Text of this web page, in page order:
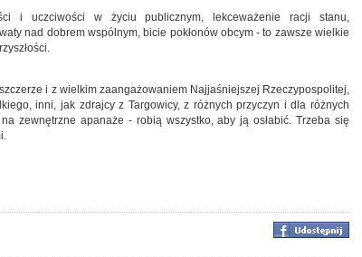
i uczciwości w życiu publicznym, lekceważenie racji stanu,
nad dobrem wspólnym, bicie pokłonów obcym - to zawsze wielkie
i z wielkim zaangażowaniem Najjaśniejszej Rzeczypospolitej,
inni, jak zdrajcy z Targowicy, z różnych przyczyn i dla różnych
zewnętrzne apanaże - robią wszystko, aby ją osłabić. Trzeba się